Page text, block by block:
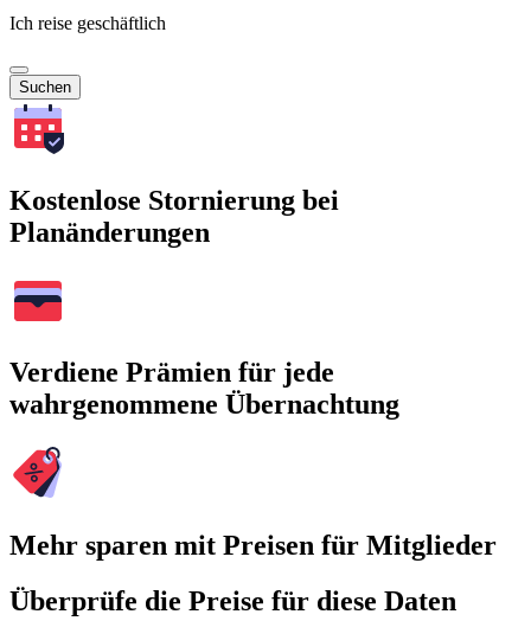
Ich reise geschäftlich
Suchen
Kostenlose Stornierung bei
Planänderungen
Verdiene Prämien für jede
wahrgenommene Übernachtung
Mehr sparen mit Preisen für Mitglieder
Überprüfe die Preise für diese Daten